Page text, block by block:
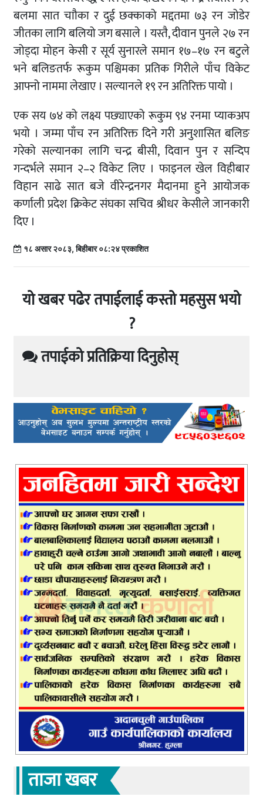
बलमा सात चाौका र दुई छक्काको मद्दतमा ७३ रन जोडेर
जीतका लागि बलियो जग बसाले । यस्तै, दीवान पुनले २७ रन
जोड्दा मोहन केसी र सूर्य सुनारले समान १७–१७ रन बटुले
भने बलिङतर्फ रूकुम पश्चिमका प्रतिक गिरीले पाँच विकेट
आफ्नो नाममा लेखाए । सल्यानले १९ रन अतिरिक्त पायो ।
एक सय ७४ को लक्ष्य पछ्याएको रूकुम ९४ रनमा प्याकअप
भयो । जम्मा पाँच रन अतिरिक्त दिने गरी अनुशासित बलिङ
गरेको सल्यानका लागि चन्द्र बीसी, दिवान पुन र सन्दिप
गन्दर्भले समान २–२ विकेट लिए । फाइनल खेल विहीबार
विहान साढे सात बजे वीरेन्द्रनगर मैदानमा हुने आयोजक
कर्णाली प्रदेश क्रिकेट संघका सचिव श्रीधर केसीले जानकारी
दिए ।
१८ असार २०८३, बिहीबार ०८:२४ प्रकाशित
यो खबर पढेर तपाईलाई कस्तो महसुस भयो
?
तपाईको प्रतिक्रिया दिनुहोस्
ताजा खबर